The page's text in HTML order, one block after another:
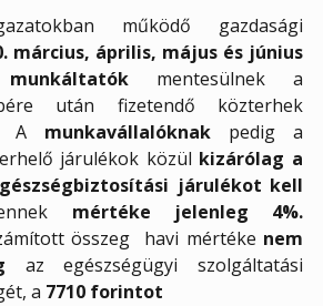
működő gazdasági
március, április, május és június
mentesülnek a
után fizetendő közterhek
A munkavállalóknak pedig a
járulékok közül kizárólag a
járulékot kell
mértéke jelenleg 4%.
összeg havi mértéke nem
az egészségügyi szolgáltatási
a 7710 forintot